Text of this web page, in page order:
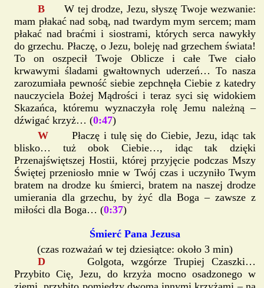
B W tej drodze, Jezu, słyszę Twoje wezwanie:
mam płakać nad sobą, nad twardym mym sercem; mam
płakać nad braćmi i siostrami, których serca nawykły
do grzechu. Płaczę, o Jezu, boleję nad grzechem świata!
To on oszpecił Twoje Oblicze i całe Twe ciało
krwawymi śladami gwałtownych uderzeń… To nasza
zarozumiała pewność siebie zepchnęła Ciebie z katedry
nauczyciela Bożej Mądrości i teraz syci się widokiem
Skazańca, któremu wyznaczyła rolę Jemu należną –
dźwigać krzyż… (0:47)
WPłaczę i tulę się do Ciebie, Jezu, idąc tak
blisko… tuż obok Ciebie…, idąc tak dzięki
Przenajświętszej Hostii, której przyjęcie podczas Mszy
Świętej przeniosło mnie w Twój czas i uczyniło Twym
bratem na drodze ku śmierci, bratem na naszej drodze
umierania dla grzechu, by żyć dla Boga – zawsze z
miłości dla Boga… (0:37)
Śmierć Pana Jezusa
(czas rozważań w tej dziesiątce: około 3 min)
D Golgota, wzgórze Trupiej Czaszki…
Przybito Cię, Jezu, do krzyża mocno osadzonego w